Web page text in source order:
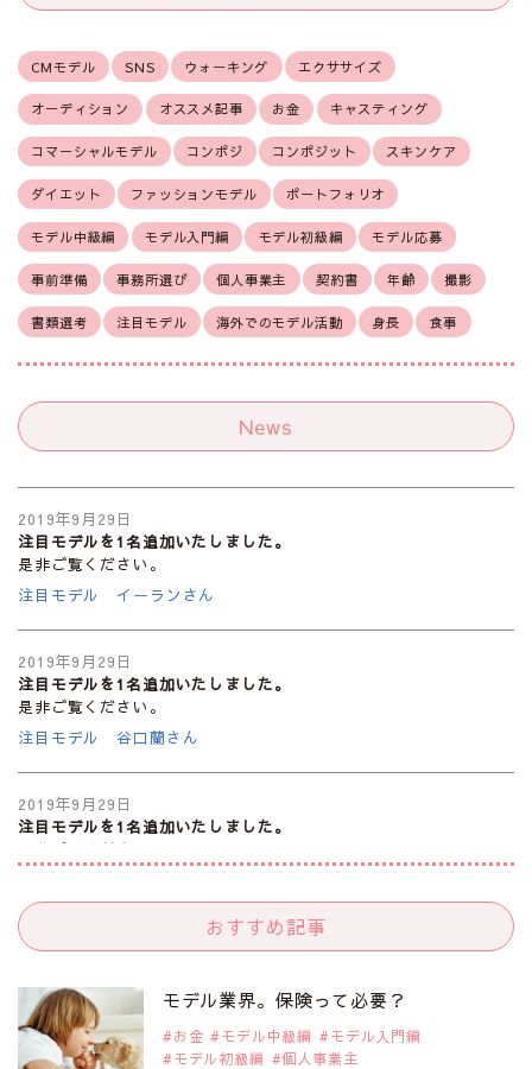
CMモデル SNS ウォーキング エクササイズ
オーディション オススメ記事 お金 キャスティング
コマーシャルモデル コンポジ コンポジット スキンケア
ダイエット ファッションモデル ポートフォリオ
モデル中級編 モデル入門編 モデル初級編 モデル応募
事前準備 事務所選び 個人事業主 契約書 年齢 撮影
書類選考 注目モデル 海外でのモデル活動 身長 食事
News
2019年9月29日
注目モデルを1名追加いたしました。
是非ご覧ください。
注目モデル イーランさん
2019年9月29日
注目モデルを1名追加いたしました。
是非ご覧ください。
注目モデル 谷口蘭さん
2019年9月29日
注目モデルを1名追加いたしました。
是非ご覧ください。
2019年9月29日
是非ご覧ください。
注目モデル 松川 来海さん
おすすめ記事
モデル業界。保険って必要？
お金 モデル中級編
モデル入門編
モデル初級編
個人事業主